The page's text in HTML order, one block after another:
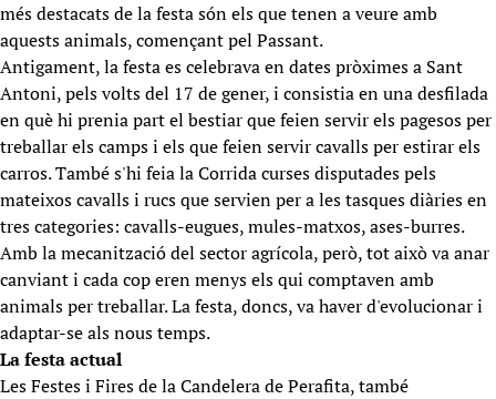
més destacats de la festa són els que tenen a veure amb
aquests animals, començant pel Passant.
Antigament, la festa es celebrava en dates pròximes a Sant
Antoni, pels volts del 17 de gener, i consistia en una desfilada
en què hi prenia part el bestiar que feien servir els pagesos per
treballar els camps i els que feien servir cavalls per estirar els
carros. També s'hi feia la Corrida curses disputades pels
mateixos cavalls i rucs que servien per a les tasques diàries en
tres categories: cavalls-eugues, mules-matxos, ases-burres.
Amb la mecanització del sector agrícola, però, tot això va anar
canviant i cada cop eren menys els qui comptaven amb
animals per treballar. La festa, doncs, va haver d'evolucionar i
adaptar-se als nous temps.
La festa actual
Les Festes i Fires de la Candelera de Perafita, també